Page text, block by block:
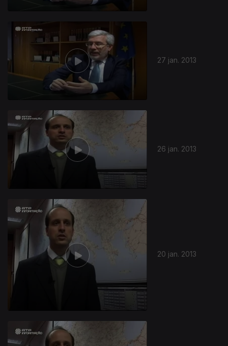
27 jan. 2013
26 jan. 2013
106208
20 jan. 2013